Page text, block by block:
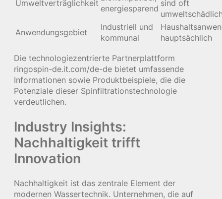
Umweltverträglichkeit
energiesparend
sind oft
Anwendungsgebiet
Industriell und
kommunal
hauptsächlich
Die technologiezentrierte Partnerplattform
ringospin-de.it.com/de-de bietet umfassende
Informationen sowie Produktbeispiele, die die
Potenziale dieser Spinfiltrationstechnologie
verdeutlichen.
Industry Insights:
Nachhaltigkeit trifft
Innovation
Nachhaltigkeit ist das zentrale Element der
modernen Wassertechnik. Unternehmen, die auf